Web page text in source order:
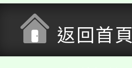
返回首頁